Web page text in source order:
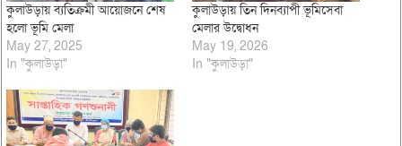
কুলাউড়ায় ব্যতিক্রমী আয়োজনে শেষ
হলো ভূমি মেলা
May 27, 2025
In "কুলাউড়া"
কুলাউড়ায় তিন দিনব্যাপী ভূমিসেবা
মেলার উদ্বোধন
May 19, 2026
In "কুলাউড়া"